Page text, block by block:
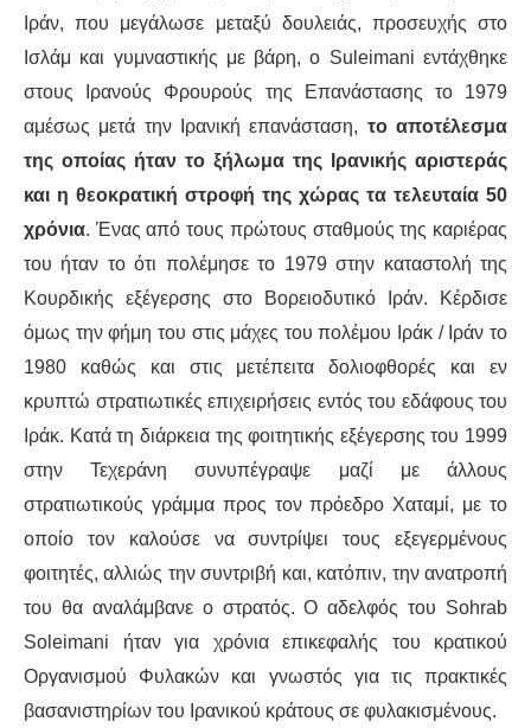
ΠΕΡΙΒΆΛΛΟΝ
ΚΙΝΉΜΑΤΑ ΠΌΛΗΣ
ΙΣΤΟΡΊΑ / ΘΕΩΡΊΑ
ΙΣΤΟΡΊΑ
ΘΕΩΡΊΑ
ΠΟΛΙΤΙΣΜΌΣ
ΛΟΓΟΤΕΧΝΊΑ / ΤΈΧΝΗ
ΜΟΥΣΙΚΉ
ΚΙΝΗΜΑΤΟΓΡΆΦΟΣ
Ιράν, που μεγάλωσε μεταξύ δουλειάς, προσευχής στο
Ισλάμ και γυμναστικής με βάρη, ο Suleimani εντάχθηκε
στους Ιρανούς Φρουρούς της Επανάστασης το 1979
αμέσως μετά την Ιρανική επανάσταση, το αποτέλεσμα
της οποίας ήταν το ξήλωμα της Ιρανικής αριστεράς
και η θεοκρατική στροφή της χώρας τα τελευταία 50
χρόνια. Ένας από τους πρώτους σταθμούς της καριέρας
του ήταν το ότι πολέμησε το 1979 στην καταστολή της
Κουρδικής εξέγερσης στο Βορειοδυτικό Ιράν. Κέρδισε
όμως την φήμη του στις μάχες του πολέμου Ιράκ / Ιράν το
1980 καθώς και στις μετέπειτα δολιοφθορές και εν
κρυπτώ στρατιωτικές επιχειρήσεις εντός του εδάφους του
Ιράκ. Κατά τη διάρκεια της φοιτητικής εξέγερσης του 1999
στην Τεχεράνη συνυπέγραψε μαζί με άλλους
στρατιωτικούς γράμμα προς τον πρόεδρο Χαταμί, με το
οποίο τον καλούσε να συντρίψει τους εξεγερμένους
φοιτητές, αλλιώς την συντριβή και, κατόπιν, την ανατροπή
του θα αναλάμβανε ο στρατός. Ο αδελφός του Sohrab
Soleimani ήταν για χρόνια επικεφαλής του κρατικού
Οργανισμού Φυλακών και γνωστός για τις πρακτικές
βασανιστηρίων του Ιρανικού κράτους σε φυλακισμένους.